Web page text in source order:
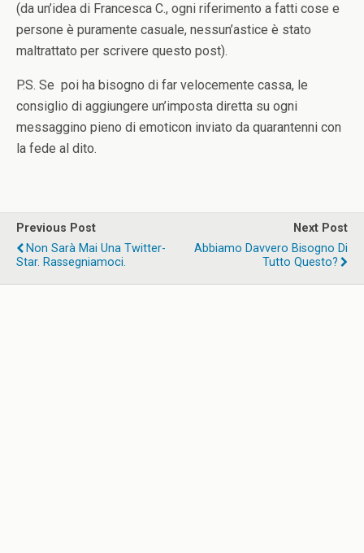
(da un’idea di Francesca C., ogni riferimento a fatti cose e
persone è puramente casuale, nessun’astice è stato
maltrattato per scrivere questo post).
P.S. Se poi ha bisogno di far velocemente cassa, le
consiglio di aggiungere un’imposta diretta su ogni
messaggino pieno di emoticon inviato da quarantenni con
la fede al dito.
Previous Post
Non Sarà Mai Una Twitter-
Star. Rassegniamoci.
Next Post
Abbiamo Davvero Bisogno Di
Tutto Questo?